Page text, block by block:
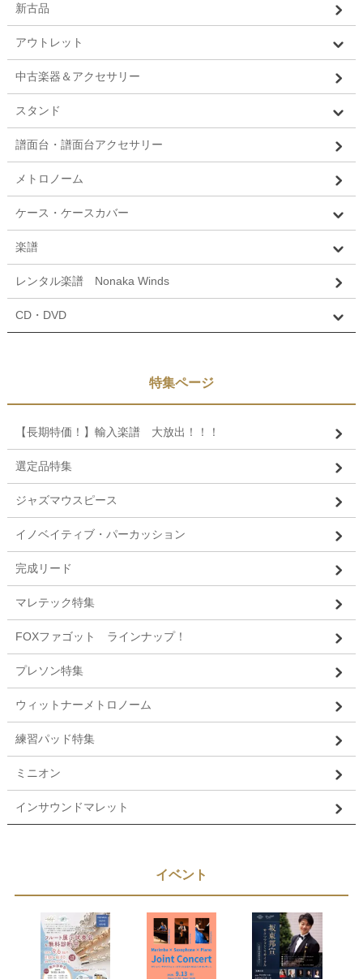
新古品
アウトレット
中古楽器＆アクセサリー
スタンド
譜面台・譜面台アクセサリー
メトロノーム
ケース・ケースカバー
楽譜
レンタル楽譜 Nonaka Winds
CD・DVD
特集ページ
【長期特価！】輸入楽譜 大放出！！！
選定品特集
ジャズマウスピース
イノベイティブ・パーカッション
完成リード
マレテック特集
FOXファゴット ラインナップ！
プレソン特集
ウィットナーメトロノーム
練習パッド特集
ミニオン
インサウンドマレット
イベント